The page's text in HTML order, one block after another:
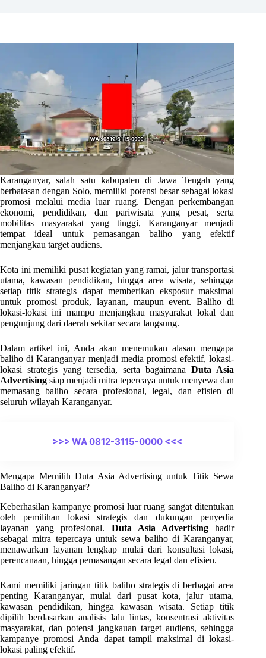
Karanganyar, salah satu kabupaten di Jawa Tengah yang
berbatasan dengan Solo, memiliki potensi besar sebagai lokasi
promosi melalui media luar ruang. Dengan perkembangan
ekonomi, pendidikan, dan pariwisata yang pesat, serta
mobilitas masyarakat yang tinggi, Karanganyar menjadi
tempat ideal untuk pemasangan baliho yang efektif
menjangkau target audiens.
Kota ini memiliki pusat kegiatan yang ramai, jalur transportasi
utama, kawasan pendidikan, hingga area wisata, sehingga
setiap titik strategis dapat memberikan eksposur maksimal
untuk promosi produk, layanan, maupun event. Baliho di
lokasi-lokasi ini mampu menjangkau masyarakat lokal dan
pengunjung dari daerah sekitar secara langsung.
Dalam artikel ini, Anda akan menemukan alasan mengapa
baliho di Karanganyar menjadi media promosi efektif, lokasi-
lokasi strategis yang tersedia, serta bagaimanaDuta Asia
Advertising siap menjadi mitra tepercaya untuk menyewa dan
memasang baliho secara profesional, legal, dan efisien di
seluruh wilayah Karanganyar.
>>> WA 0812-3115-0000 <<<
Mengapa Memilih Duta Asia Advertising untuk Titik Sewa
Baliho di Karanganyar?
Keberhasilan kampanye promosi luar ruang sangat ditentukan
oleh pemilihan lokasi strategis dan dukungan penyedia
layanan yang profesional. Duta Asia Advertising hadir
sebagai mitra tepercaya untuk sewa baliho di Karanganyar,
menawarkan layanan lengkap mulai dari konsultasi lokasi,
perencanaan, hingga pemasangan secara legal dan efisien.
Kami memiliki jaringan titik baliho strategis di berbagai area
penting Karanganyar, mulai dari pusat kota, jalur utama,
kawasan pendidikan, hingga kawasan wisata. Setiap titik
dipilih berdasarkan analisis lalu lintas, konsentrasi aktivitas
masyarakat, dan potensi jangkauan target audiens, sehingga
kampanye promosi Anda dapat tampil maksimal di lokasi-
lokasi paling efektif.